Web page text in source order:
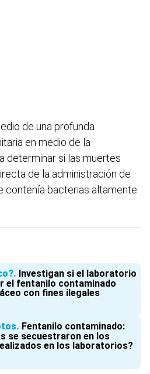
de una profunda
en medio de la
determinar si las muertes
de la administración de
contenía bacterias altamente
Investigan si el laboratorio
el fentanilo contaminado
con fines ilegales
Fentanilo contaminado:
se secuestraron en los
en los laboratorios?